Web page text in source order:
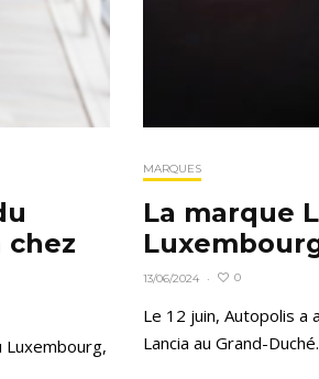
chez
Luxembourg,
MARQUES
La marque
13/06/2024 · 0
Le 12 juin, Autopolis a
Lancia au Grand-